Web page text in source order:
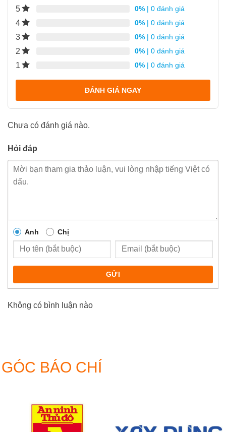
5 0% | 0 đánh giá
4 0% | 0 đánh giá
3 0% | 0 đánh giá
2 0% | 0 đánh giá
1 0% | 0 đánh giá
ĐÁNH GIÁ NGAY
Chưa có đánh giá nào.
Hỏi đáp
Anh Chị
GỬI
Không có bình luận nào
GÓC BÁO CHÍ